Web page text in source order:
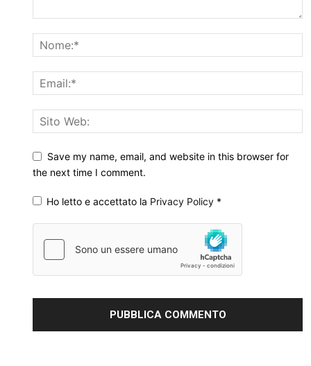
Save my name, email, and website in this browser for
the next time I comment.
Ho letto e accettato la Privacy Policy *